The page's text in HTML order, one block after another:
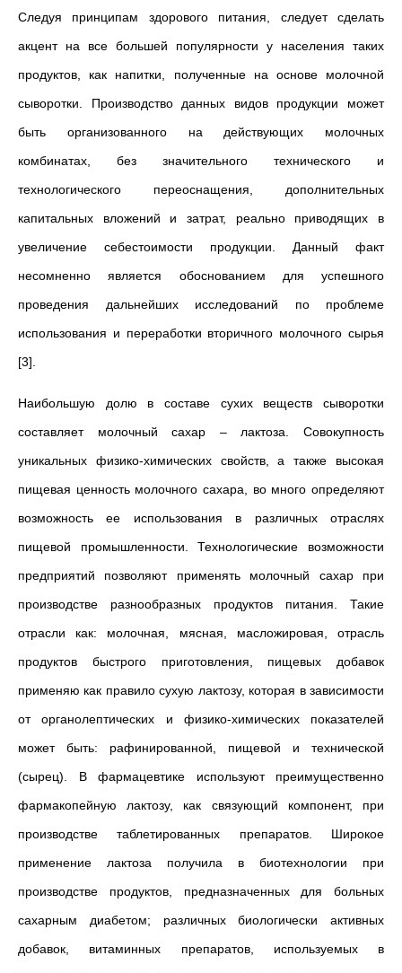
Следуя принципам здорового питания, следует сделать
акцент на все большей популярности у населения таких
продуктов, как напитки, полученные на основе молочной
сыворотки. Производство данных видов продукции может
быть организованного на действующих молочных
комбинатах, без значительного технического и
технологического переоснащения, дополнительных
капитальных вложений и затрат, реально приводящих в
увеличение себестоимости продукции. Данный факт
несомненно является обоснованием для успешного
проведения дальнейших исследований по проблеме
использования и переработки вторичного молочного сырья
[3].
Наибольшую долю в составе сухих веществ сыворотки
составляет молочный сахар – лактоза. Совокупность
уникальных физико-химических свойств, а также высокая
пищевая ценность молочного сахара, во много определяют
возможность ее использования в различных отраслях
пищевой промышленности. Технологические возможности
предприятий позволяют применять молочный сахар при
производстве разнообразных продуктов питания. Такие
отрасли как: молочная, мясная, масложировая, отрасль
продуктов быстрого приготовления, пищевых добавок
применяю как правило сухую лактозу, которая в зависимости
от органолептических и физико-химических показателей
может быть: рафинированной, пищевой и технической
(сырец). В фармацевтике используют преимущественно
фармакопейную лактозу, как связующий компонент, при
производстве таблетированных препаратов. Широкое
применение лактоза получила в биотехнологии при
производстве продуктов, предназначенных для больных
сахарным диабетом; различных биологически активных
добавок, витаминных препаратов, используемых в